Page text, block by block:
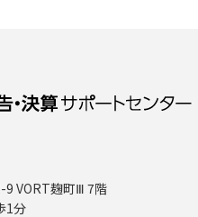
VORT麹町Ⅲ 7階
1分